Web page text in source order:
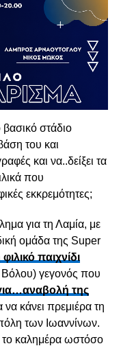
στάδιο
του και
και να..δείξει τα
που
εκκρεμότητες;
για τη Λαμία, με
ομάδα της Super
παιχνίδι
γεγονός που
της
κάνει πρεμιέρα τη
των Ιωαννίνων.
το καλημέρα ωστόσο